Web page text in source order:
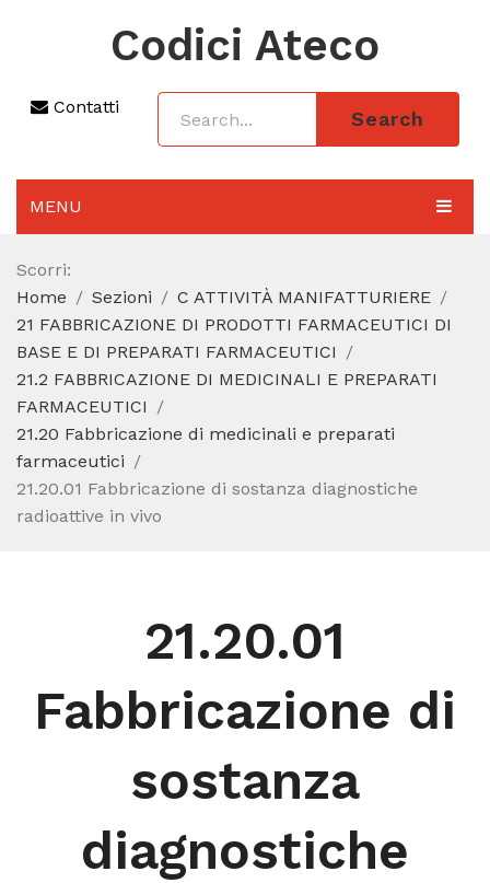
Codici Ateco
Contatti
Search
MENU
AGGIORNAMENTO 2025
SEZIONI
CODICE ATECO A COSA SERVE
CODICE FISCALE
Scorri:
Home
Sezioni
C ATTIVITÀ MANIFATTURIERE
21 FABBRICAZIONE DI PRODOTTI FARMACEUTICI DI
BASE E DI PREPARATI FARMACEUTICI
21.2 FABBRICAZIONE DI MEDICINALI E PREPARATI
FARMACEUTICI
21.20 Fabbricazione di medicinali e preparati
farmaceutici
21.20.01 Fabbricazione di sostanza diagnostiche
radioattive in vivo
21.20.01
Fabbricazione di
sostanza
diagnostiche